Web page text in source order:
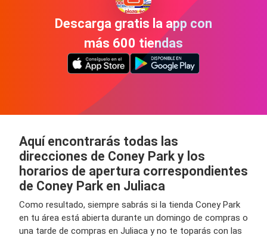
Descarga gratis la app con
más 600 tiendas
Aquí encontrarás todas las
direcciones de Coney Park y los
horarios de apertura correspondientes
de Coney Park en Juliaca
Como resultado, siempre sabrás si la tienda Coney Park
en tu área está abierta durante un domingo de compras o
una tarde de compras en Juliaca y no te toparás con las